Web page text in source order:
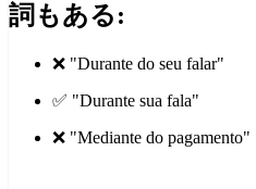
詞もある:
❌ "Durante do seu falar"
✅ "Durante sua fala"
❌ "Mediante do pagamento"